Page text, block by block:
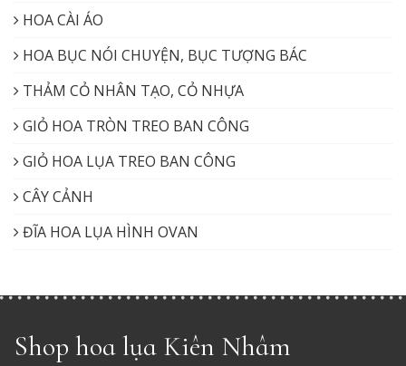
HOA CÀI ÁO
HOA BỤC NÓI CHUYỆN, BỤC TƯỢNG BÁC
THẢM CỎ NHÂN TẠO, CỎ NHỰA
GIỎ HOA TRÒN TREO BAN CÔNG
GIỎ HOA LỤA TREO BAN CÔNG
CÂY CẢNH
ĐĨA HOA LỤA HÌNH OVAN
Shop hoa lụa Kiên Nhâm